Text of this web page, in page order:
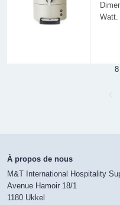
Watt.
À propos de nous
M&T International Hospitality
Avenue Hamoir 18/1
1180 Ukkel